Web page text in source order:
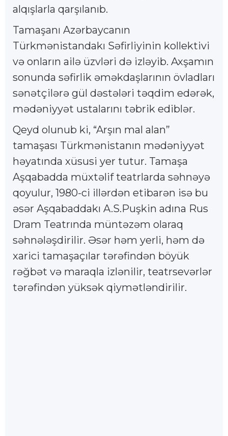
alqışlarla qarşılanıb.
Tamaşanı Azərbaycanın
Türkmənistandakı Səfirliyinin kollektivi
və onların ailə üzvləri də izləyib. Axşamın
sonunda səfirlik əməkdaşlarının övladları
sənətçilərə gül dəstələri təqdim edərək,
mədəniyyət ustalarını təbrik ediblər.
Qeyd olunub ki, “Arşın mal alan”
tamaşası Türkmənistanın mədəniyyət
həyatında xüsusi yer tutur. Tamaşa
Aşqabadda müxtəlif teatrlarda səhnəyə
qoyulur, 1980-ci illərdən etibarən isə bu
əsər Aşqabaddakı A.S.Puşkin adına Rus
Dram Teatrında müntəzəm olaraq
səhnələşdirilir. Əsər həm yerli, həm də
xarici tamaşaçılar tərəfindən böyük
rəğbət və maraqla izlənilir, teatrsevərlər
tərəfindən yüksək qiymətləndirilir.